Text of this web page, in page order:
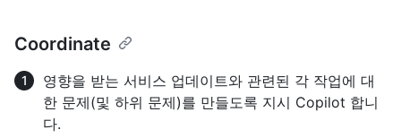
Coordinate
영향을 받는 서비스 업데이트와 관련된 각 작업에 대
한 문제(및 하위 문제)를 만들도록 지시 Copilot 합니
다.